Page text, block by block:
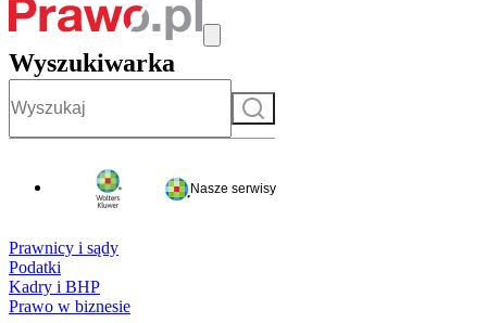
Wyszukiwarka
Szukaj
Nasze serwisy
Prawnicy i sądy
Podatki
Kadry i BHP
Prawo w biznesie